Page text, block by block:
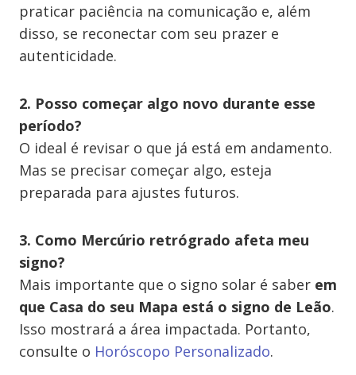
praticar paciência na comunicação e, além
disso, se reconectar com seu prazer e
autenticidade.
2. Posso começar algo novo durante esse
período?
O ideal é revisar o que já está em andamento.
Mas se precisar começar algo, esteja
preparada para ajustes futuros.
3. Como Mercúrio retrógrado afeta meu
signo?
Mais importante que o signo solar é saber em
que Casa do seu Mapa está o signo de Leão.
Isso mostrará a área impactada. Portanto,
consulte o Horóscopo Personalizado.